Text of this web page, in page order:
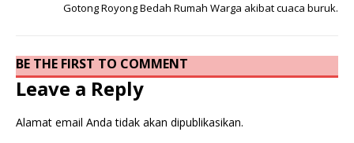
Gotong Royong Bedah Rumah Warga akibat cuaca buruk.
BE THE FIRST TO COMMENT
Leave a Reply
Alamat email Anda tidak akan dipublikasikan.